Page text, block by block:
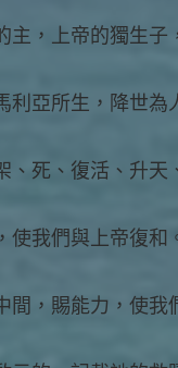
主，上帝的獨生子
利亞所生，降世為
、死、復活、升天
使我們與上帝復和
間，賜能力，使我